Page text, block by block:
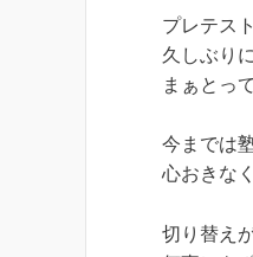
プレテス
久しぶり
まぁとっ
今までは
心おきな
切り替え